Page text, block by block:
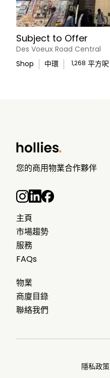
Subject to Offer
Des Voeux Road Central
Shop
中環 1,268 平方呎
您的商用物業合作夥伴
主頁
市場趨勢
服務
FAQs
物業
商廈目錄
聯絡我們
隱私政策